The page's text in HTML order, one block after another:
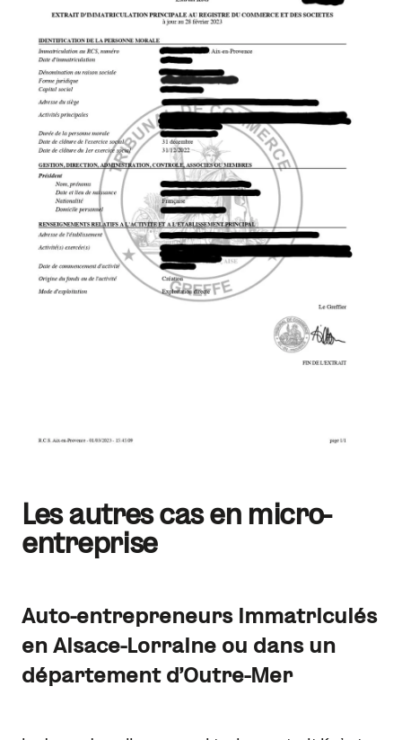
Les autres cas en micro-
entreprise
Auto-entrepreneurs immatriculés
en Alsace-Lorraine ou dans un
département d’Outre-Mer